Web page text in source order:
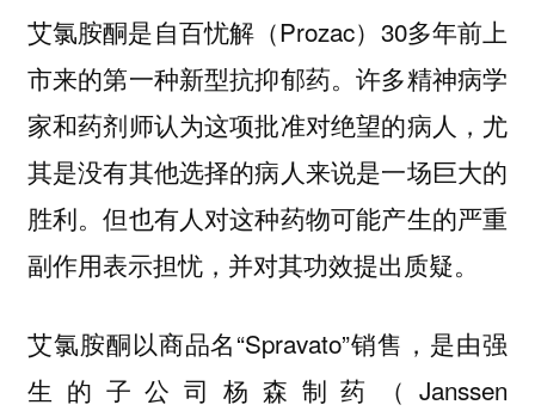
艾氯胺酮是自百忧解（Prozac）30多年前上
市来的第一种新型抗抑郁药。许多精神病学
家和药剂师认为这项批准对绝望的病人，尤
其是没有其他选择的病人来说是一场巨大的
胜利。但也有人对这种药物可能产生的严重
副作用表示担忧，并对其功效提出质疑。
艾氯胺酮以商品名“Spravato”销售，是由强
生的子公司杨森制药（Janssen